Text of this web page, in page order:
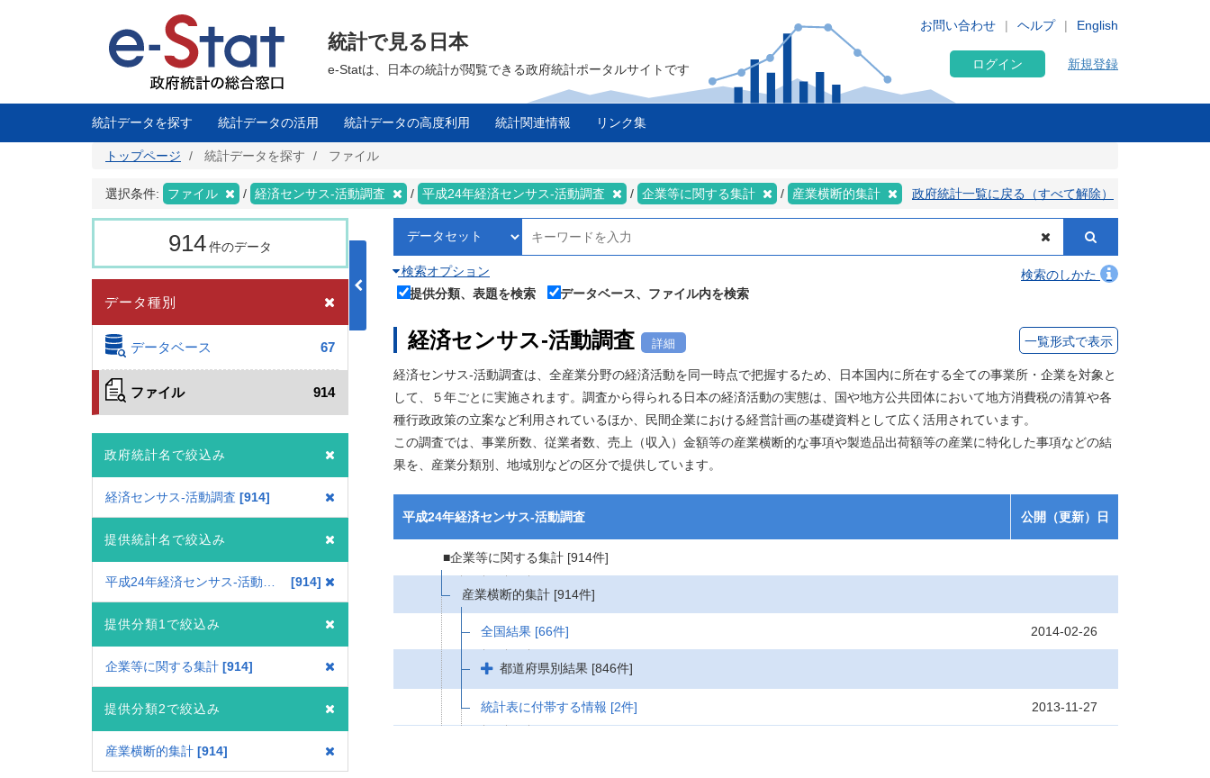
に
English
お問い合わせ ヘルプ
統計で見る日本
e-Statは、日本の統計が閲覧できる政府統計ポータルサイトです ログイン 新規登録
統計データを探す 統計データの活用 統計データの高度利用 統計関連情報 リンク集
トップページ 統計データを探す ファイル
選択条件: ファイル 経済センサス‐活動調査 平成24年経済センサス‐活動調査 企業等に関する集計 産業横断的集計 政府統計一覧に戻る（すべて解除）
914件のデータ
データ種別
データベース 67
ファイル 914
政府統計名で絞込み
経済センサス‐活動調査 914
提供統計名で絞込み
914
提供分類1で絞込み
企業等に関する集計 914
提供分類2で絞込み
産業横断的集計 914
検索オプション
検索のしかた
提供分類、表題を検索
データベース、ファイル内を検索
経済センサス‐活動調査 詳細 一覧形式で表示
経済センサス‐活動調査は、全産業分野の経済活動を同一時点で把握するため、日本国内に所在する全ての事業所・企業を対象と
して、５年ごとに実施されます。調査から得られる日本の経済活動の実態は、国や地方公共団体において地方消費税の清算や各
種行政政策の立案など利用されているほか、民間企業における経営計画の基礎資料として広く活用されています。
この調査では、事業所数、従業者数、売上（収入）金額等の産業横断的な事項や製造品出荷額等の産業に特化した事項などの結
果を、産業分類別、地域別などの区分で提供しています。
平成24年経済センサス‐活動調査 公開（更新）日
■企業等に関する集計 [914件]
産業横断的集計 [914件]
全国結果 [66件] 2014-02-26
都道府県別結果 [846件]
統計表に付帯する情報 [2件] 2013-11-27